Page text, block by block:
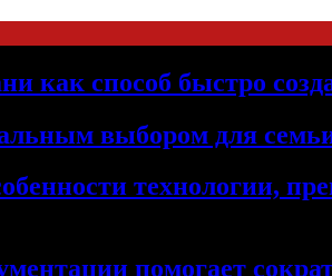
как способ быстро
выбором для
технологии,
помогает